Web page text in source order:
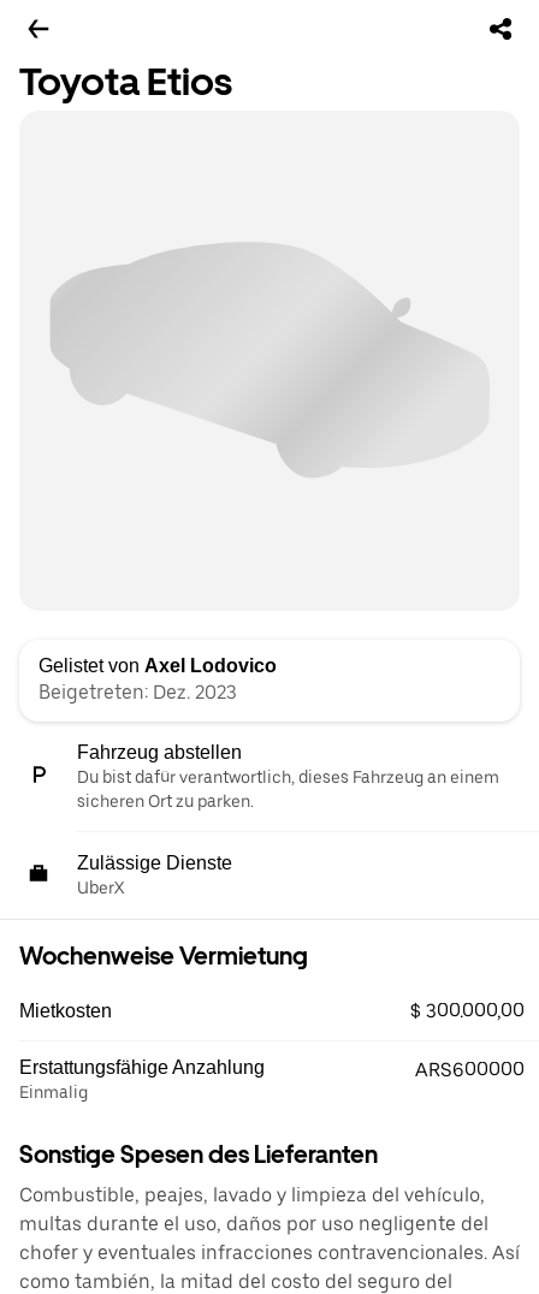
Toyota Etios
Gelistet von Axel Lodovico
Beigetreten: Dez. 2023
Fahrzeug abstellen
Du bist dafür verantwortlich, dieses Fahrzeug an einem
sicheren Ort zu parken.
Zulässige Dienste
UberX
Wochenweise Vermietung
Mietkosten $ 300.000,00
Erstattungsfähige Anzahlung
Einmalig
ARS600000
Sonstige Spesen des Lieferanten
Combustible, peajes, lavado y limpieza del vehículo,
multas durante el uso, daños por uso negligente del
chofer y eventuales infracciones contravencionales. Así
como también, la mitad del costo del seguro del